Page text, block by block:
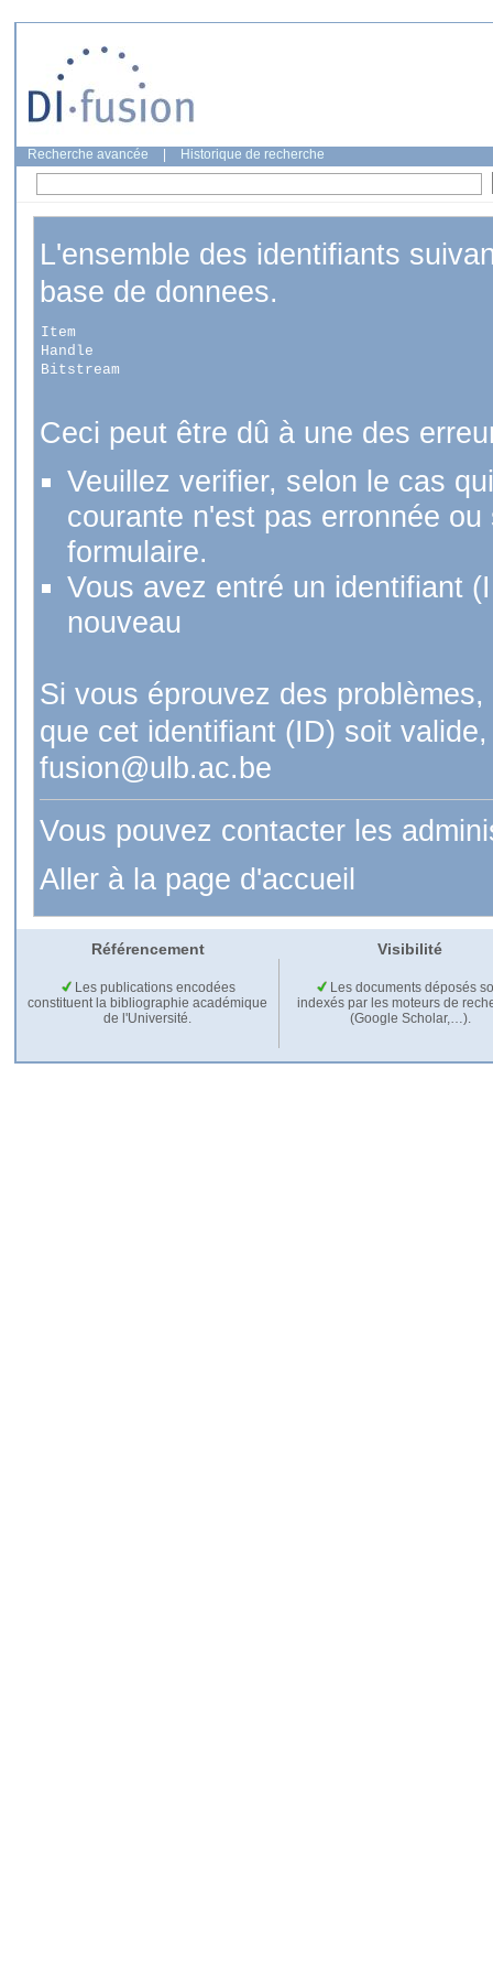
Recherche avancée Historique de recherche
L'ensemble des identifiants
base de donnees.
Item
Handle
Bitstream
Ceci peut être dû à une des
Veuillez verifier, selon le cas
courante n'est pas erronnée
formulaire.
Vous avez entré un identifiant
nouveau
Si vous éprouvez des
que cet identifiant (ID) soit
fusion@ulb.ac.be
Vous pouvez contacter les
Aller à la page d'accueil
Référencement Visibilité
Les publications encodées
constituent la bibliographie académique
de l'Université.
Les documents déposés
indexés par les moteurs de
(Google Scholar,…).